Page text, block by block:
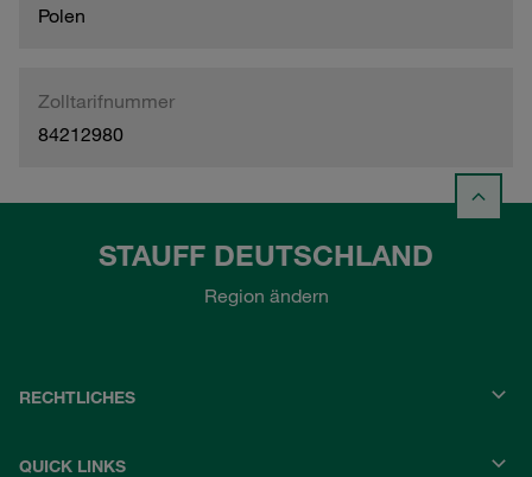
Polen
Zolltarifnummer
84212980
STAUFF DEUTSCHLAND
Region ändern
RECHTLICHES
QUICK LINKS